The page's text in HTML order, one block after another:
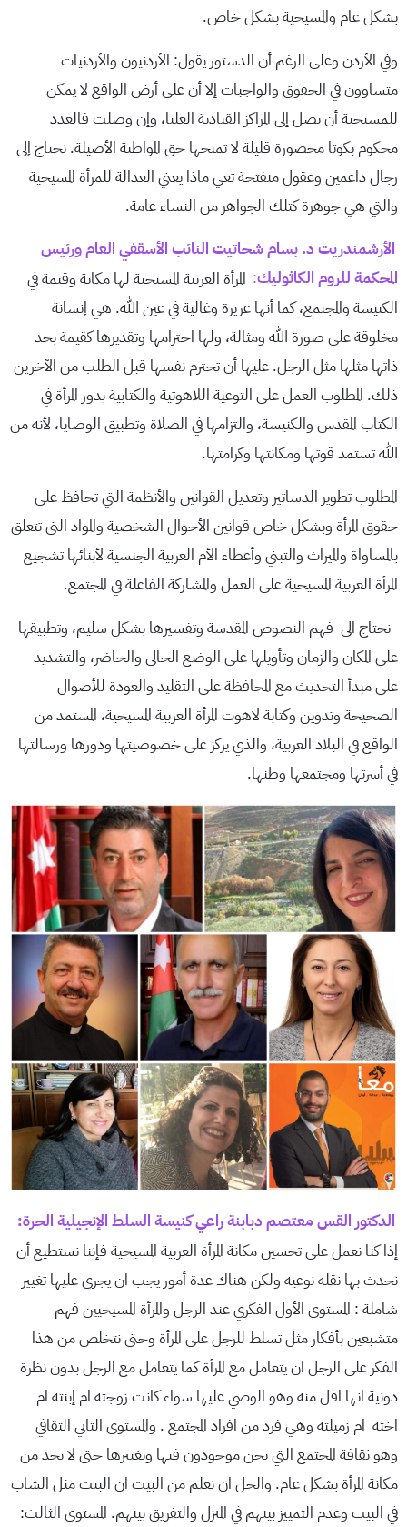
بشكل عام والمسيحية بشكل خاص.
وفي الأردن وعلى الرغم أن الدستور يقول: الأردنيون والأردنيات
متساوون في الحقوق والواجبات إلا أن على أرض الواقع لا يمكن
للمسيحية أن تصل إلى المراكز القيادية العليا، وإن وصلت فالعدد
محكوم بكوتا محصورة قليلة لا تمنحها حق المواطنة الأصيلة. نحتاج إلى
رجال داعمين وعقول منفتحة تعي ماذا يعني العدالة للمرأة المسيحية
والتي هي جوهرة كتلك الجواهر من النساء عامة.
الأرشمندريت د. بسام شحاتيت النائب الأسقفي العام ورئيس
المحكمة للروم الكاثوليك: المرأة العربية المسيحية لها مكانة وقيمة في
الكنيسة والمجتمع، كما أنها عزيزة وغالية في عين الله. هي إنسانة
مخلوقة على صورة الله ومثالة، ولها احترامها وتقديرها كقيمة بحد
ذاتها مثلها مثل الرجل. عليها أن تحترم نفسها قبل الطلب من الآخرين
ذلك. المطلوب العمل على التوعية اللاهوتية والكتابية بدور المرأة في
الكتاب المقدس والكنيسة، والتزامها في الصلاة وتطبيق الوصايا، لأنه من
الله تستمد قوتها ومكانتها وكرامتها.
المطلوب تطوير الدساتير وتعديل القوانين والأنظمة التي تحافظ على
حقوق المرأة وبشكل خاص قوانين الأحوال الشخصية والمواد التي تتعلق
بالمساواة والميراث والتبني وأعطاء الأم العربية الجنسية لأبنائها تشجيع
المرأة العربية المسيحية على العمل والمشاركة الفاعلة في المجتمع.
نحتاج الى فهم النصوص المقدسة وتفسيرها بشكل سليم، وتطبيقها
على المكان والزمان وتأويلها على الوضع الحالي والحاضر، والتشديد
على مبدأ التحديث مع المحافظة على التقليد والعودة للأصوال
الصحيحة وتدوين وكتابة لاهوت المرأة العربية المسيحية، المستمد من
الواقع في البلاد العربية، والذي يركز على خصوصيتها ودورها ورسالتها
في أسرتها ومجتمعها وطنها.
الدكتور القس معتصم دبابنة راعي كنيسة السلط الإنجيلية الحرة:
إذا كنا نعمل على تحسين مكانة المرأة العربية المسيحية فإننا نستطيع أن
نحدث بها نقله نوعيه ولكن هناك عدة أمور يجب ان يجري عليها تغيير
شاملة : المستوى الأول الفكري عند الرجل والمرأة المسيحيين فهم
متشبعين بأفكار مثل تسلط للرجل على المرأة وحتى نتخلص من هذا
الفكر على الرجل ان يتعامل مع المرأة كما يتعامل مع الرجل بدون نظرة
دونية انها اقل منه وهو الوصي عليها سواء كانت زوجته ام إبنته ام
اخته ام زميلته وهي فرد من افراد المجتمع . والمستوى الثاني الثقافي
وهو ثقافة المجتمع التي نحن موجودون فيها وتغييرها حتى لا تحد من
مكانة المرأة بشكل عام. والحل ان نعلم من البيت ان البنت مثل الشاب
في البيت وعدم التمييز بينهم في المنزل والتفريق بينهم. المستوى الثالث: